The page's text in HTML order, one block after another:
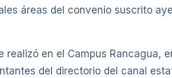
áreas del convenio suscrito
realizó en el Campus
del directorio del canal